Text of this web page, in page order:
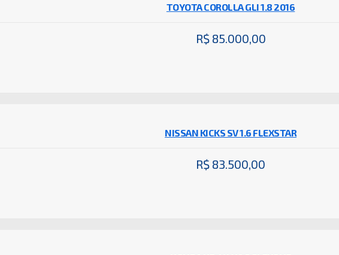
TOYOTA COROLLA GLI 1.8 2016
R$ 85.000,00
NISSAN KICKS SV 1.6 FLEXSTAR
R$ 83.500,00